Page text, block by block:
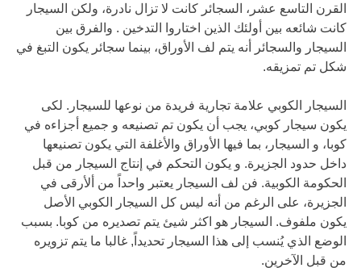
القرن التاسع عشر، السجائر كانت لا تزال نادرة، ولكن السيجار
كانت شائعه بين أولئك الذين اختاروا التدخين . والفرق بين
السيجار والسجائر أنه يتم لف الأوراق، بينما سجائر يكون التبغ في
شكل تم تمزيقه.
السيجار الكوبي علامة تجارية فريدة من نوعها للسيجار. لكى
يكون سيجار كوبي، يجب أن يكون تم تصنيعه و جميع أجزاءه في
كوبا، و السيجار، بما فيها الأوراق والأغلفة التي يكون تصنيعها
داخل حدود الجزيرة. و يكون التحكم في إنتاج السيجار من قبل
الحكومة الكوبية. فن لف السيجار يعتبر واحداً من ألأرقى في
الجزيرة، على الرغم من أنه ليس كل السيجار الكوبي الأصل
يكون ملفوف. السيجار هو اكثر شيئ يتم تصديره من كوبا. بسبب
الوضع الذي يُنسب إلى هذا السيجار تحديداً, غالبا ما يتم تزويره
من قبل الآخرين.